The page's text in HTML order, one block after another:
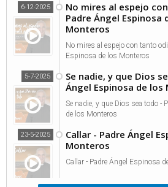
No mires al espejo
Padre Ángel Espinosa
Monteros
6-12-2025
No mires al espejo con tanto
Espinosa de los Monteros
Se nadie, y que Dios
Ángel Espinosa de los
5-7-2025
Se nadie, y que Dios sea todo -
de los Monteros
Callar - Padre Ángel
Monteros
23-5-2025
Callar - Padre Ángel Espinosa